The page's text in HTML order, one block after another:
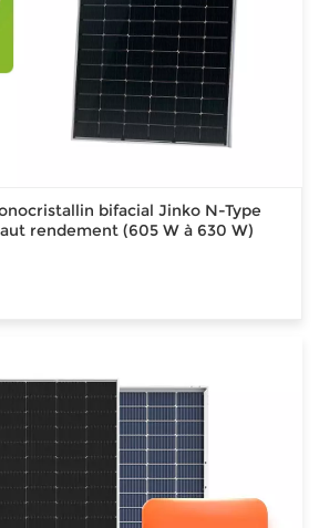
bifacial Jinko N-Type
rendement (605 W à 630 W)